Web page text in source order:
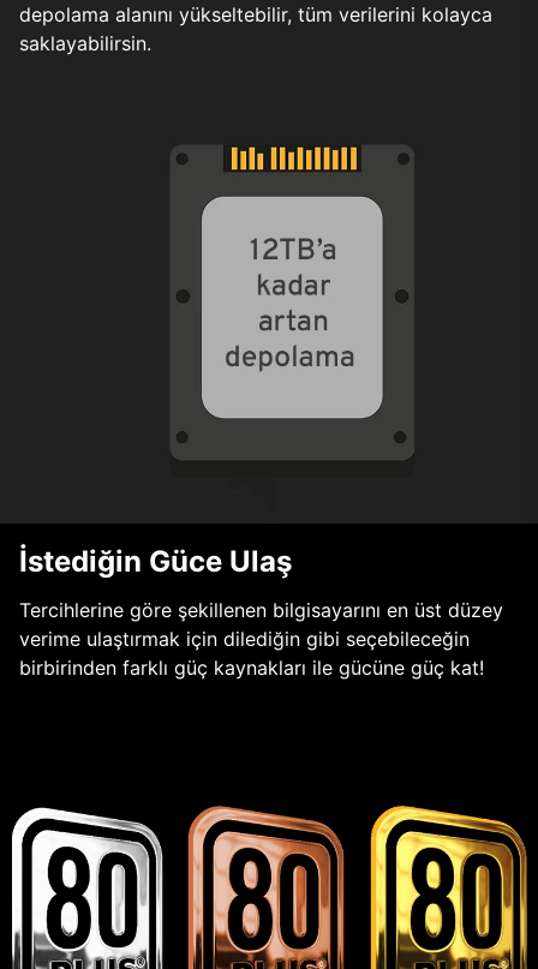
depolama alanını yükseltebilir, tüm verilerini kolayca
saklayabilirsin.
İstediğin Güce Ulaş
Tercihlerine göre şekillenen bilgisayarını en üst düzey
verime ulaştırmak için dilediğin gibi seçebileceğin
birbirinden farklı güç kaynakları ile gücüne güç kat!